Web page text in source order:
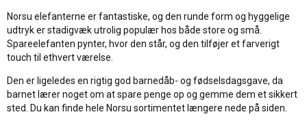
Norsu elefanterne er fantastiske, og den runde form og hyggelige
udtryk er stadigvæk utrolig populær hos både store og små.
Spareelefanten pynter, hvor den står, og den tilføjer et farverigt
touch til ethvert værelse.
Den er ligeledes en rigtig god barnedåb- og fødselsdagsgave, da
barnet lærer noget om at spare penge op og gemme dem et sikkert
sted. Du kan finde hele Norsu sortimentet længere nede på siden.